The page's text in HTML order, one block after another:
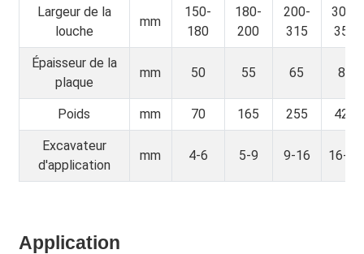
Largeur de la
louche
mm
150-
180
180-
200
200-
315
300-
350
Épaisseur de la
plaque
mm 50 55 65 80
Poids mm 70 165 255 420
Excavateur
d'application
mm 4-6 5-9 9-16 16-23
Application